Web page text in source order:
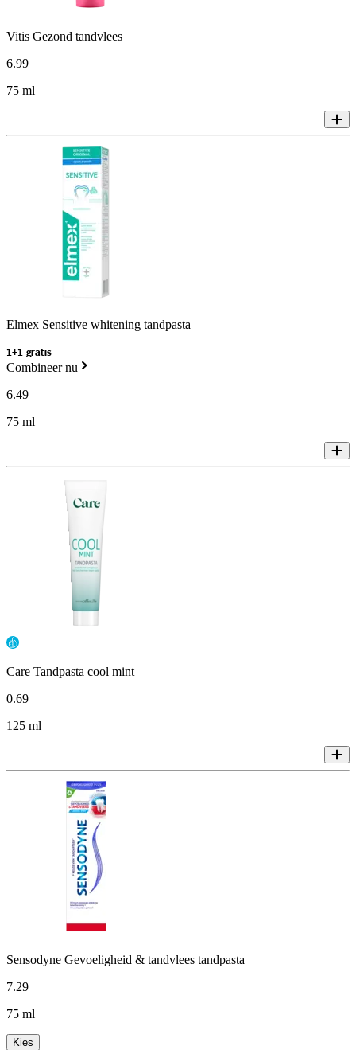
Vitis Gezond tandvlees
6.99
75 ml
Elmex Sensitive whitening tandpasta
1+1 gratis
Combineer nu
6.49
75 ml
Care Tandpasta cool mint
0.69
125 ml
Sensodyne Gevoeligheid & tandvlees tandpasta
7.29
75 ml
Kies